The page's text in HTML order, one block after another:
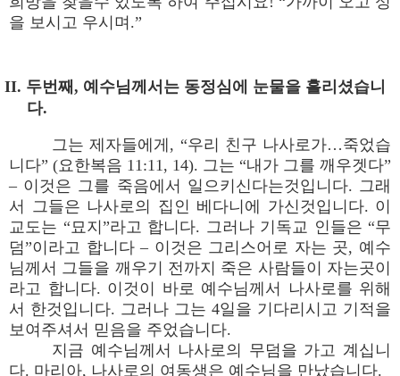
을 보시고 우시며.”
II. 두번째, 예수님께서는 동정심에 눈물을 흘리셨습니
다.
그는 제자들에게, “우리 친구 나사로가…죽었습
니다” (요한복음 11:11, 14). 그는 “내가 그를 깨우겟다”
– 이것은 그를 죽음에서 일으키신다는것입니다. 그래
서 그들은 나사로의 집인 베다니에 가신것입니다. 이
교도는 “묘지”라고 합니다. 그러나 기독교 인들은 “무
덤”이라고 합니다 – 이것은 그리스어로 자는 곳, 예수
님께서 그들을 깨우기 전까지 죽은 사람들이 자는곳이
라고 합니다. 이것이 바로 예수님께서 나사로를 위해
서 한것입니다. 그러나 그는 4일을 기다리시고 기적을
보여주셔서 믿음을 주었습니다.
지금 예수님께서 나사로의 무덤을 가고 계십니
다. 마리아, 나사로의 여동생은 예수님을 만났습니다.